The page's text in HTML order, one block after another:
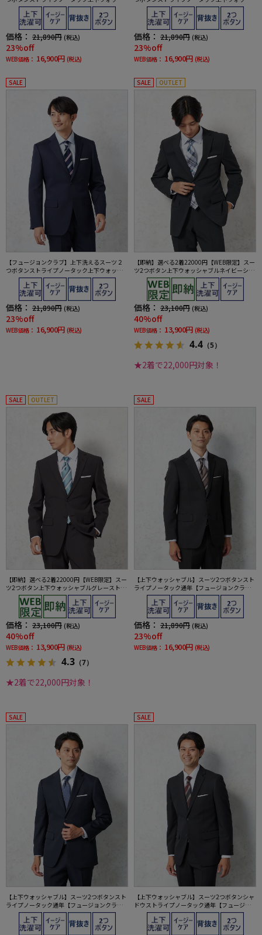
ャブル通年ポリエステル100%
価格： 21,890円 (税込)
23%off
WEB価格： 16,900円 (税込)
ャブル通年ポリエステル100%
価格： 21,890円 (税込)
23%off
WEB価格： 16,900円 (税込)
SALE
【フュージョンクラブ】上下洗えるスーツ２
つボタンストライプノータック上下ウォッシ
ャブル通年ポリエステル100%
価格： 21,890円 (税込)
23%off
WEB価格： 16,900円 (税込)
SALE OUTLET
【即納】選べる2着22000円【WEB限定】スー
ツ2つボタン上下ウォッシャブルネイビーシャ
ドウストライプ
価格： 23,100円 (税込)
40%off
WEB価格： 13,900円 (税込)
4.4 （5）
★2着で22,000円対象！
SALE OUTLET
【即納】選べる2着22000円【WEB限定】スー
ツ2つボタン上下ウォッシャブルグレーストラ
価格： 23,100円 (税込)
40%off
WEB価格： 13,900円 (税込)
4.3 （7）
★2着で22,000円対象！
SALE
【上下ウォッシャブル】スーツ2つボタンスト
ライプノータック通年【フュージョンクラ
価格： 21,890円 (税込)
23%off
WEB価格： 16,900円 (税込)
SALE
【上下ウォッシャブル】スーツ2つボタンスト
ライプノータック通年【フュージョンクラ
SALE
【上下ウォッシャブル】スーツ2つボタンシャ
ドウストライプノータック通年【フュージョ
ンクラブ】